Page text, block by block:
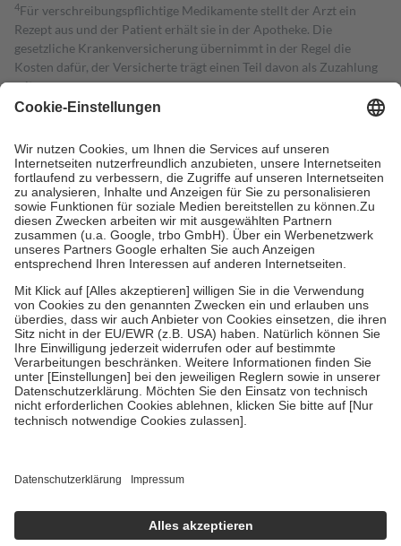
4Für verschreibungspflichtige Medikamente stellt der Arzt ein
Rezept aus und der Patient erhält sie in der Apotheke. Die
gesetzliche Krankenversicherung übernimmt in der Regel die
Kosten dafür, der Versicherte trägt einen Teil davon als Zuzahlung
mit.
Grundsätzlich leisten Mitglieder Zuzahlungen in Höhe von zehn
höchstens zehn Euro.
Es sind jedoch nie mehr als die tatsächlichen
Kosten der Leistung zu entrichten.
Diese Regeln gelten grundsätzlich auch für Online-Apotheken.
Bei Heilmitteln und häuslicher Krankenpflege beträgt die
Zuzahlung zehn Prozent der Kosten sowie zehn Euro je
Verordnung.
Um das Engagement der Versicherten für ihre eigene Gesundheit zu
stärken und die besondere Stellung der Familie zu unterstützen,
fallenkeine Zuzahlungenan bei:
• Kindern und Jugendlichen bis zum vollendeten 18. Lebensjahr
mit Ausnahme der Fahrkosten
• Untersuchungen zur Vorsorge und Früherkennung, die von der
GKV getragen werden
• empfohlenen Schutzimpfungen
• Harn- und Blutteststreifen
getroffen, um sicherzustellen, dass es sich um echte Bewertungen
https://help.etrusted.com/hc/de/articles/4419944605341